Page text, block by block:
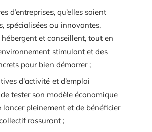
d’entreprises, qu’elles soient
spécialisées ou innovantes,
et conseillent, tout en
stimulant et des
pour bien démarrer ;
d’activité et d’emploi
tester son modèle économique
lancer pleinement et de bénéficier
rassurant ;